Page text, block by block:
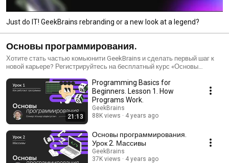
Just do IT! GeekBrains rebranding or a new look at a legend?
Основы программирования.
Хотите стать частью комьюнити GeekBrains и сделать первый шаг к
новой карьере? Регистрируйтесь на бесплатный курс «Основы
подберете востребованную IT-профессию: https://gb.ru/link/fiUW7T
21:13
Programming Basics for
Beginners. Lesson 1. How
Programs Work.
GeekBrains
88K views
4 years ago
Основы программирования.
Урок 2. Массивы
GeekBrains
37K views
4 years ago